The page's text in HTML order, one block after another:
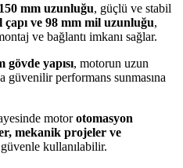
mm uzunluğu, güçlü ve stabil
çapı ve 98 mm mil uzunluğu,
ve bağlantı imkanı sağlar.
gövde yapısı, motorun uzun
güvenilir performans sunmasına
motorotomasyon
mekanik projeler ve
güvenle kullanılabilir.